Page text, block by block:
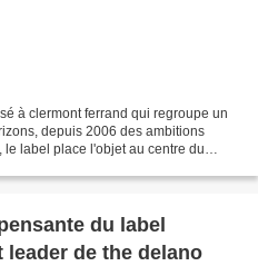
à clermont ferrand qui regroupe un
depuis 2006 des ambitions
label place l'objet au centre du
du label
de the delano